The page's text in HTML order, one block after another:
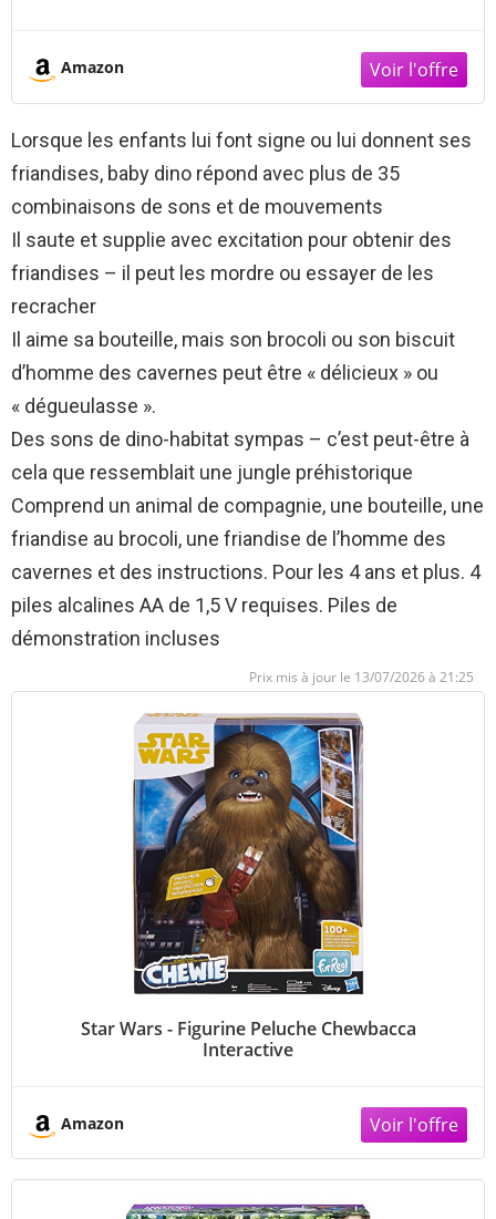
Amazon
Lorsque les enfants lui font signe ou lui donnent ses
friandises, baby dino répond avec plus de 35
combinaisons de sons et de mouvements
Il saute et supplie avec excitation pour obtenir des
friandises – il peut les mordre ou essayer de les
recracher
Il aime sa bouteille, mais son brocoli ou son biscuit
d’homme des cavernes peut être « délicieux » ou
« dégueulasse ».
Des sons de dino-habitat sympas – c’est peut-être à
cela que ressemblait une jungle préhistorique
Comprend un animal de compagnie, une bouteille, une
friandise au brocoli, une friandise de l’homme des
cavernes et des instructions. Pour les 4 ans et plus. 4
piles alcalines AA de 1,5 V requises. Piles de
démonstration incluses
13/07/2026 à 21:25
Star Wars - Figurine Peluche Chewbacca
Interactive
Amazon